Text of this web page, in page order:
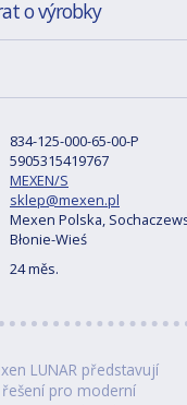
o výrobky
834-125-000-65-00-P
5905315419767
MEXEN/S
sklep@mexen.pl
Mexen Polska,
Błonie-Wieś
24 měs.
LUNAR představují
pro moderní